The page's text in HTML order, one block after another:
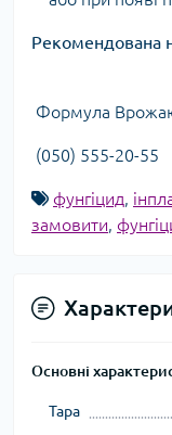
Рекомендована
Формула
(050) 555-20-55
фунгіцид,
замовити,
Основні
Тара